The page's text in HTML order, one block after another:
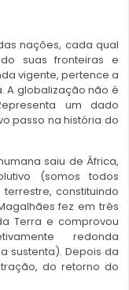
nações, cada qual
suas fronteiras e
vigente, pertence a
A globalização não é
um dado
passo na história do
saiu de África,
(somos todos
constituindo
fez em três
Terra e comprovou
redonda
sustenta). Depois da
do retorno do